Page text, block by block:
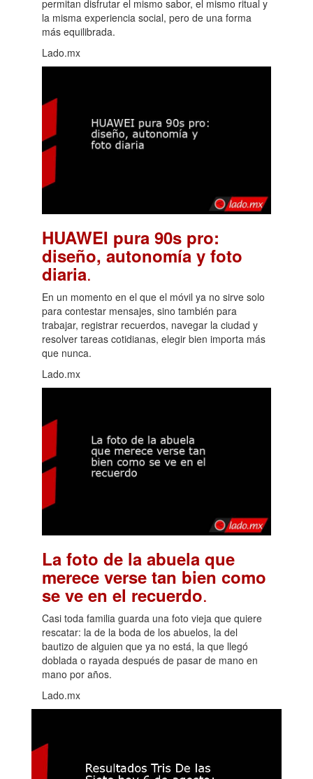
permitan disfrutar el mismo sabor, el mismo ritual y
la misma experiencia social, pero de una forma
más equilibrada.
Lado.mx
HUAWEI pura 90s pro:
diseño, autonomía y foto
diaria.
En un momento en el que el móvil ya no sirve solo
para contestar mensajes, sino también para
trabajar, registrar recuerdos, navegar la ciudad y
resolver tareas cotidianas, elegir bien importa más
que nunca.
Lado.mx
La foto de la abuela que
merece verse tan bien como
se ve en el recuerdo.
Casi toda familia guarda una foto vieja que quiere
rescatar: la de la boda de los abuelos, la del
bautizo de alguien que ya no está, la que llegó
doblada o rayada después de pasar de mano en
mano por años.
Lado.mx